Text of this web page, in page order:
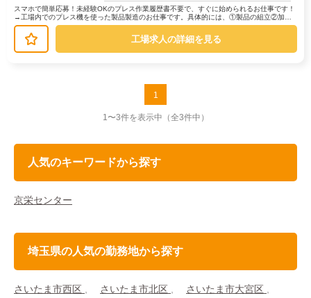
スマホで簡単応募！未経験OKのプレス作業履歴書不要で、すぐに始められるお仕事です！
→工場内でのプレス機を使った製品製造のお仕事です。具体的には、①製品の組立②加工
③検品・検査④ピッキング・集積と...
工場求人の詳細を見る
1
1〜3件を表示中 （全3件中）
人気のキーワードから探す
京栄センター
埼玉県の人気の勤務地から探す
さいたま市西区 さいたま市北区
さいたま市大宮区